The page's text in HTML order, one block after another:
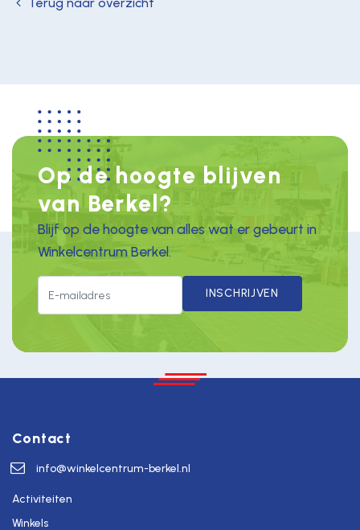
Op de hoogte blijven
van Berkel?
Blijf op de hoogte van alles wat er gebeurt in
Winkelcentrum Berkel.
INSCHRIJVEN
Contact
info@winkelcentrum-berkel.nl
Activiteiten
Winkels